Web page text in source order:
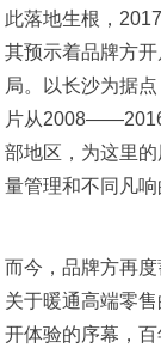
此落地生根，
其预示着品牌方
局。以长沙为据
片从
部地区，为这里
量管理和不同凡响
而今，品牌方再
关于暖通高端零
开体验的序幕，百